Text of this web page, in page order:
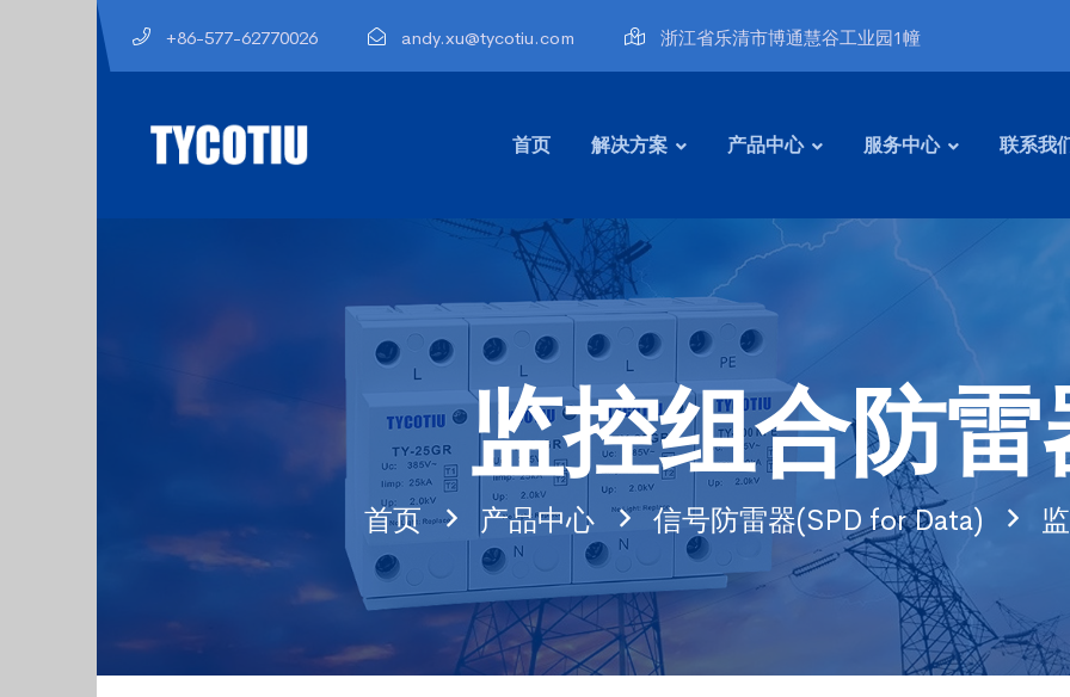
+86-577-62770026 andy.xu@tycotiu.com 浙江省乐清市博通慧谷工业园1幢
首页 解决方案 产品中心 服务中心 联系我
监控组合防雷
首页 产品中心 信号防雷器(SPD for Data)